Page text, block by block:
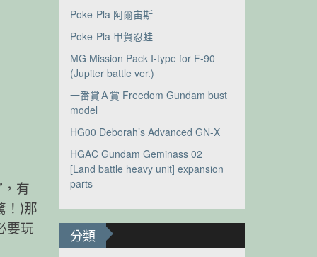
有
！)那
要玩
Poke-Pla 阿爾宙斯
Poke-Pla 甲賀忍蛙
MG Mission Pack I-type for F-90
(Jupiter battle ver.)
一番賞Ａ賞 Freedom Gundam bust
model
HG00 Deborah’s Advanced GN-X
HGAC Gundam Geminass 02
[Land battle heavy unit] expansion
parts
分類